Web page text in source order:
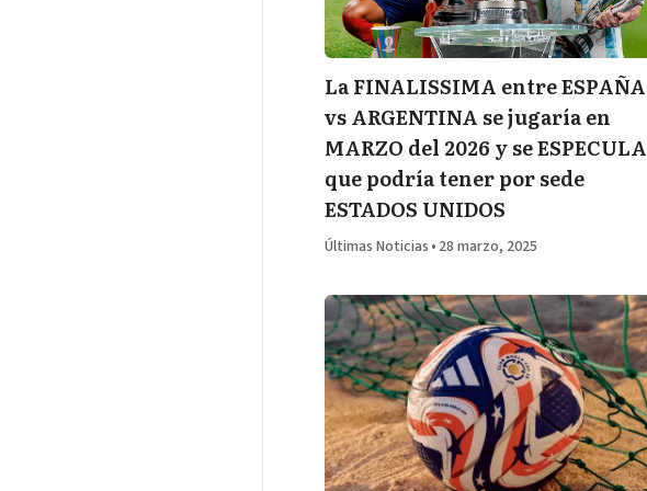
La FINALISSIMA entre ESPAÑA
vs ARGENTINA se jugaría en
MARZO del 2026 y se ESPECULA
que podría tener por sede
ESTADOS UNIDOS
Últimas Noticias • 28 marzo, 2025